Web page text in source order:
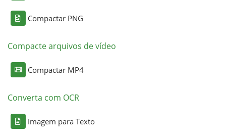
Compactar PNG
Compacte arquivos de vídeo
Compactar MP4
Converta com OCR
Imagem para Texto